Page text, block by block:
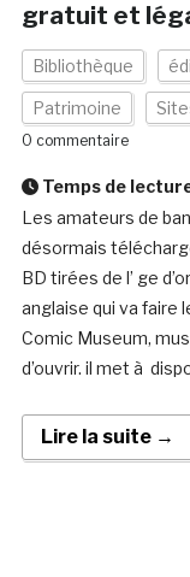
gratuit et
Bibliothèque
Patrimoine
0 commentaire
Temps de
Les amateurs de
désormais
BD tirées de l’ ge
anglaise qui va faire
Comic Museum,
d’ouvrir. il met à
Lire la suite →